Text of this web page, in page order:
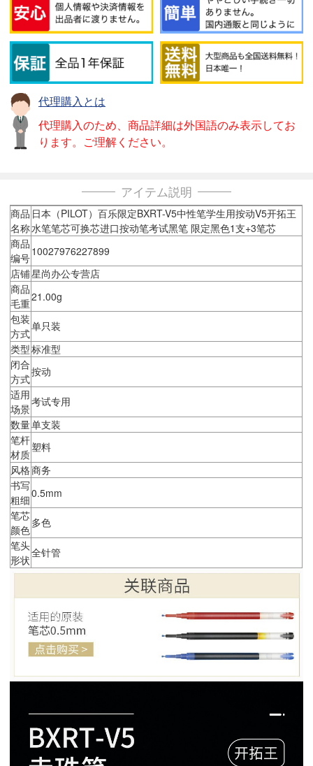
代理購入とは
代理購入のため、商品詳細は外国語のみ表示してお
ります。ご理解ください。
アイテム説明
商品
名称
日本（PILOT）百乐限定BXRT-V5中性笔学生用按动V5开拓王
水笔笔芯可换芯进口按动笔考试黑笔 限定黑色1支+3笔芯
商品
编号10027976227899
店铺星尚办公专营店
商品
毛重21.00g
包装
方式
单只装
类型标准型
闭合
方式
按动
适用
场景
考试专用
数量单支装
笔杆
材质
塑料
风格商务
书写
粗细0.5mm
笔芯
颜色
多色
笔头
形状
全针管